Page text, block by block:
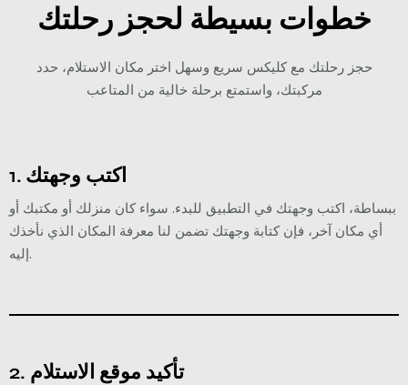
خطوات بسيطة لحجز رحلتك
حجز رحلتك مع کلیکس سريع وسهل اختر مكان الاستلام، حدد
مركبتك، واستمتع برحلة خالية من المتاعب
1. اكتب وجهتك
ببساطة، اكتب وجهتك في التطبيق للبدء. سواء كان منزلك أو مكتبك أو
أي مكان آخر، فإن كتابة وجهتك تضمن لنا معرفة المكان الذي نأخذك
إليه.
2. تأكيد موقع الاستلام